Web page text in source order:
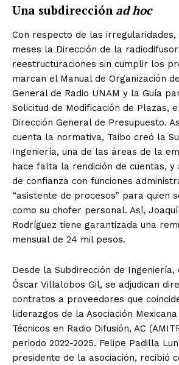
Una subdirección ad hoc
Con respecto de las
meses la Dirección de la
reestructuraciones sin cumplir los
marcan el Manual de Organización
General de Radio UNAM y la Guía
Solicitud de Modificación de Plazas,
Dirección General de Presupuesto.
cuenta la normativa, Taibo creó la
Ingeniería, una de las áreas de la
hace falta la rendición de cuentas, y
de confianza con funciones
“asistente de procesos” para quien
como su chofer personal. Así,
Rodríguez tiene garantizada una
mensual de 24 mil pesos.
Desde la Subdirección de
Óscar Villalobos Gil, se adjudican
contratos a proveedores que
liderazgos de la Asociación
Técnicos en Radio Difusión, AC
periodo 2022-2025. Felipe Padilla
presidente de la asociación, recibió